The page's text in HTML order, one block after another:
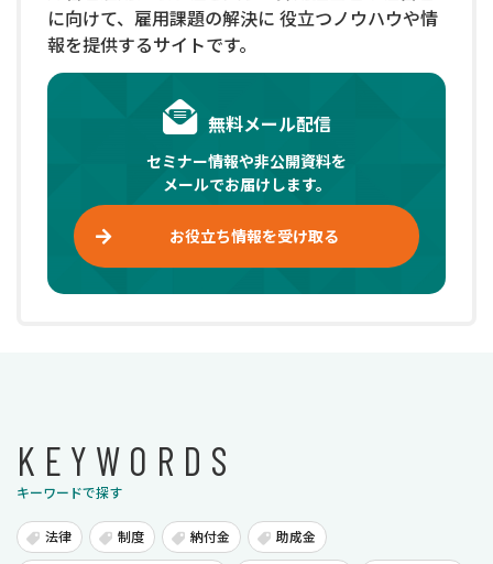
に向けて、雇用課題の解決に 役立つノウハウや情
報を提供するサイトです。
無料メール配信
セミナー情報や非公開資料を
メールでお届けします。
お役立ち情報を受け取る
KEYWORDS
キーワードで探す
法律 制度 納付金 助成金